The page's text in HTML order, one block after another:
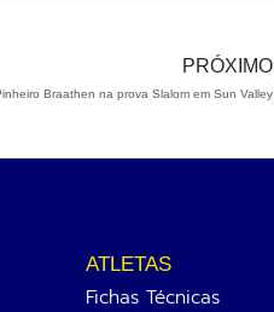
PRÓXIMO
Braathen na prova Slalom em Sun Valley
ATLETAS
Fichas Técnicas